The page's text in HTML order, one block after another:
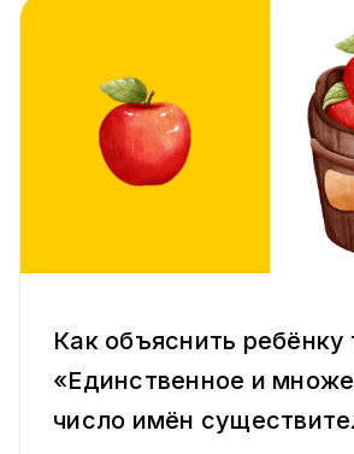
Как объяснить ребёнку
«Единственное и
число имён